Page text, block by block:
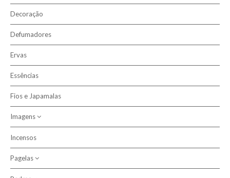
Sobre nós
Decoração
Defumadores
Ervas
Essências
Fios e Japamalas
Imagens
Católicas
Outras
Incensos
Pagelas